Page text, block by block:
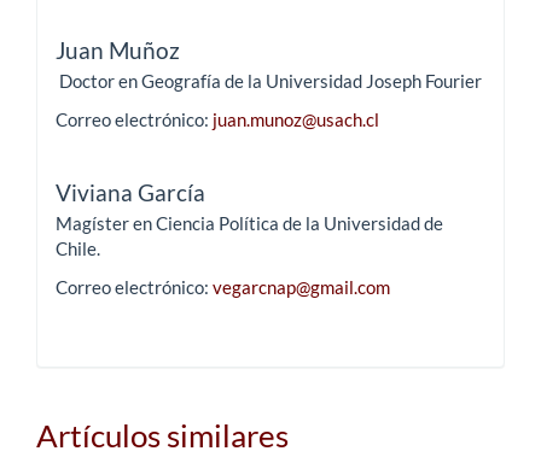
Juan Muñoz
Doctor en Geografía de la Universidad Joseph Fourier
Correo electrónico: juan.munoz@usach.cl
Viviana García
Magíster en Ciencia Política de la Universidad de
Chile.
Correo electrónico: vegarcnap@gmail.com
Artículos similares